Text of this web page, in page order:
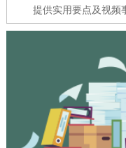
走进北京
绿色北京
多语种
提供实用要点及视频事